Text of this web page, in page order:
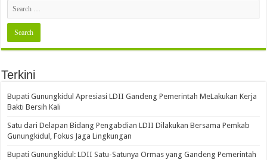
Terkini
Bupati Gunungkidul Apresiasi LDII Gandeng Pemerintah MeLakukan Kerja
Bakti Bersih Kali ‎
Satu dari Delapan Bidang Pengabdian LDII Dilakukan Bersama Pemkab
Gunungkidul, Fokus Jaga Lingkungan
Bupati Gunungkidul: LDII Satu-Satunya Ormas yang Gandeng Pemerintah